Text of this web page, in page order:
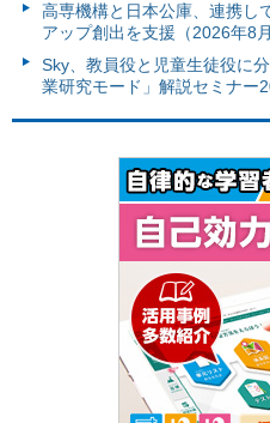
高専機構と日本公庫、連携し
アップ創出を支援（2026年8月
Sky、教員役と児童生徒役に
業研究モード」解説セミナー